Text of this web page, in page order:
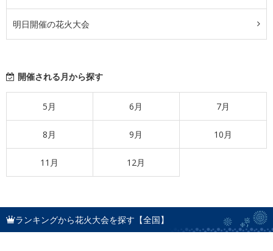
明日開催の花火大会
開催される月から探す
5月 6月 7月
8月 9月 10月
11月 12月
ランキングから花火大会を探す【全国】